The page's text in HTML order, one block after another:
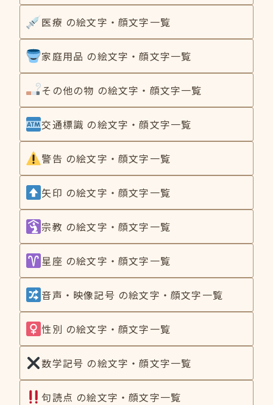
医療 の絵文字・顔文字一覧
家庭用品 の絵文字・顔文字一覧
その他の物 の絵文字・顔文字一覧
交通標識 の絵文字・顔文字一覧
警告 の絵文字・顔文字一覧
矢印 の絵文字・顔文字一覧
宗教 の絵文字・顔文字一覧
星座 の絵文字・顔文字一覧
音声・映像記号 の絵文字・顔文字一覧
性別 の絵文字・顔文字一覧
数学記号 の絵文字・顔文字一覧
句読点 の絵文字・顔文字一覧